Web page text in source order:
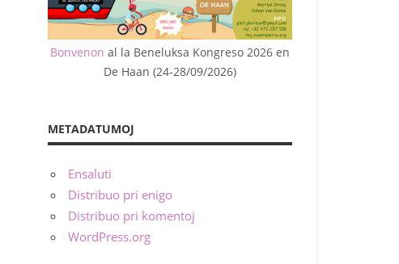
Bonvenon al la Beneluksa Kongreso 2026 en
De Haan (24-28/09/2026)
METADATUMOJ
Ensaluti
Distribuo pri enigo
Distribuo pri komentoj
WordPress.org